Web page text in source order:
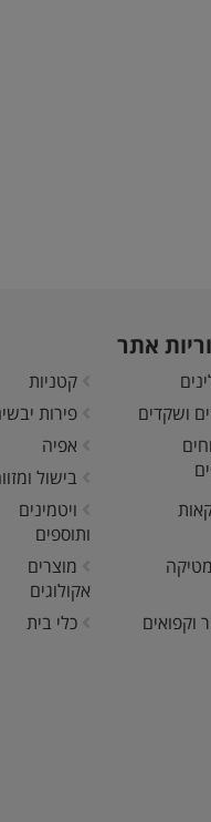
אתר
קטניות
ושקדים
פירות
אפיה
בישול
ויטמינים
ותוספים
מוצרים
אקולוגים
וקפואים
כלי בית